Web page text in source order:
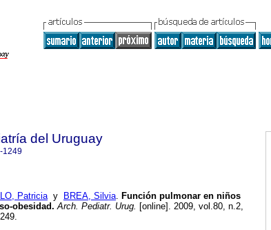
del Uruguay
1249
Patriciay BREA, Silvia. Función pulmonar en niños
obesidad. Arch. Pediatr. Urug. [online]. 2009, vol.80, n.2,